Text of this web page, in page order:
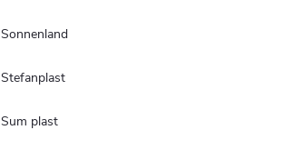
Sonnenland
Stefanplast
Sum plast